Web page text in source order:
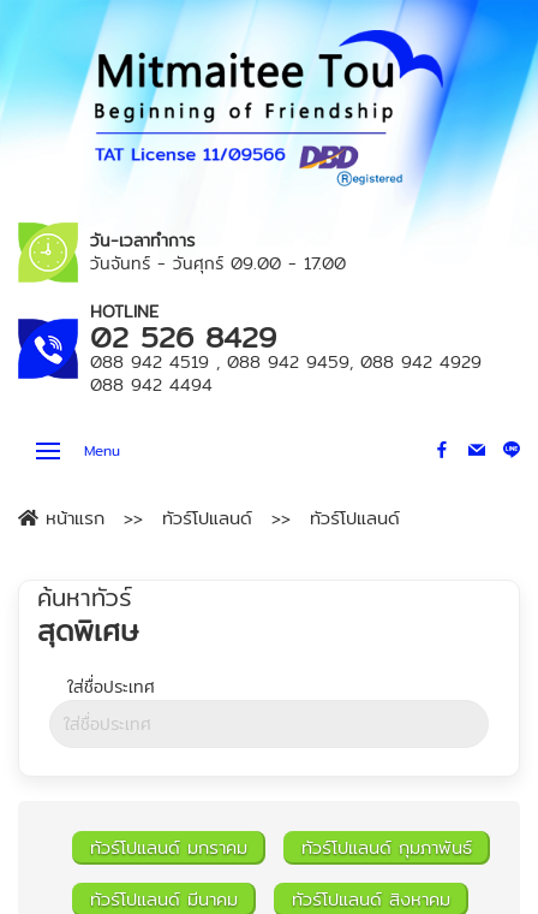
วัน-เวลาทำการ
วันจันทร์ - วันศุกร์ 09.00 - 17.00
HOTLINE
02 526 8429
088 942 4519 , 088 942 9459, 088 942 4929
088 942 4494
Menu
หน้าแรก ทัวร์โปแลนด์ ทัวร์โปแลนด์
ค้นหาทัวร์
สุดพิเศษ
ทัวร์โปแลนด์ มกราคม
ทัวร์โปแลนด์ กุมภาพันธ์
ทัวร์โปแลนด์ มีนาคม
ทัวร์โปแลนด์ สิงหาคม